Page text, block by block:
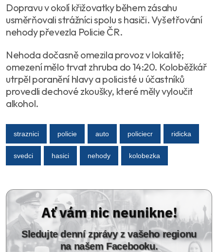
Dopravu v okolí křižovatky během zásahu
usměrňovali strážníci spolu s hasiči. Vyšetřování
nehody převezla Policie ČR.
Nehoda dočasně omezila provoz v lokalitě;
omezení mělo trvat zhruba do 14:20. Koloběžkář
utrpěl poranění hlavy a policisté u účastníků
provedli dechové zkoušky, které měly vyloučit
alkohol.
straznici policie auto policiecr ridicka
svedci hasici nehody kolobezka
Ať vám nic neunikne!
Sledujte denní zprávy z vašeho regionu
na našem Facebooku.